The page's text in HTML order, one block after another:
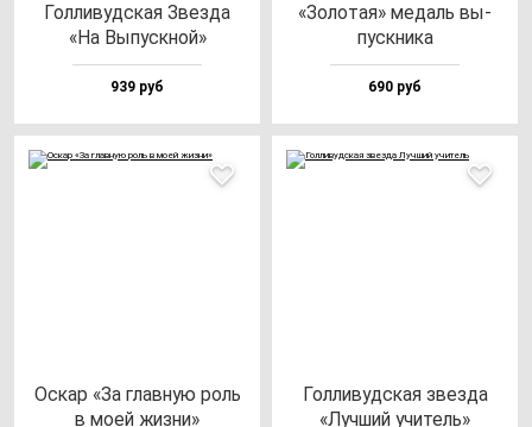
Гол­ли­вуд­ская Звез­да
«На Выпус­кной»
939 руб
«Золо­тая» ме­даль вы­
пус­кни­ка
690 руб
Оскар «За глав­ную роль
в моей жиз­ни»
Гол­ли­вуд­ская звез­да
«Луч­ший учи­тель»